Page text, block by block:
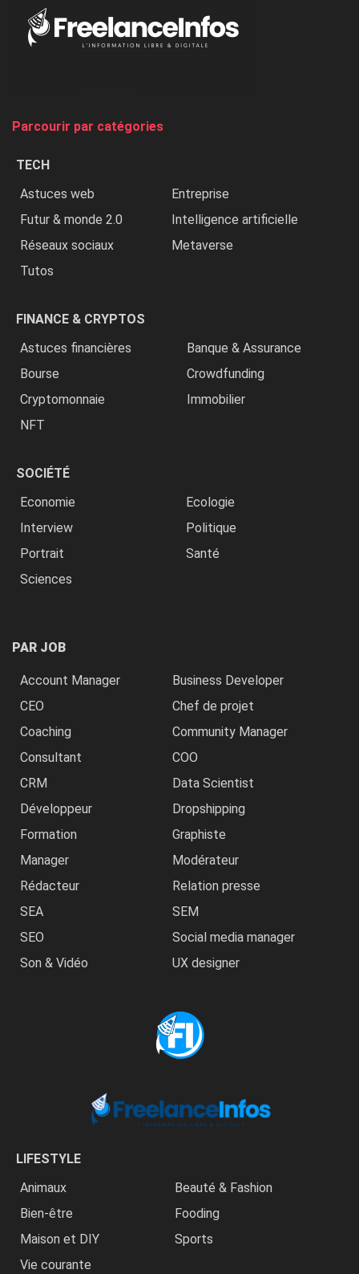
Nigeria,
Parcourir par catégories
TECH
Astuces web
Entreprise
Futur & monde 2.0
Intelligence artificielle
Réseaux sociaux
Metaverse
Tutos
FINANCE & CRYPTOS
Astuces financières
Banque & Assurance
Bourse
Crowdfunding
Cryptomonnaie
Immobilier
NFT
SOCIÉTÉ
Economie
Ecologie
Interview
Politique
Portrait
Santé
Sciences
PAR JOB
Account Manager
Business Developer
CEO
Chef de projet
Coaching
Community Manager
Consultant
COO
CRM
Data Scientist
Développeur
Dropshipping
Formation
Graphiste
Manager
Modérateur
Rédacteur
Relation presse
SEA
SEM
SEO
Social media manager
Son & Vidéo
UX designer
LIFESTYLE
Animaux
Beauté & Fashion
Bien-être
Fooding
Maison et DIY
Sports
Vie courante